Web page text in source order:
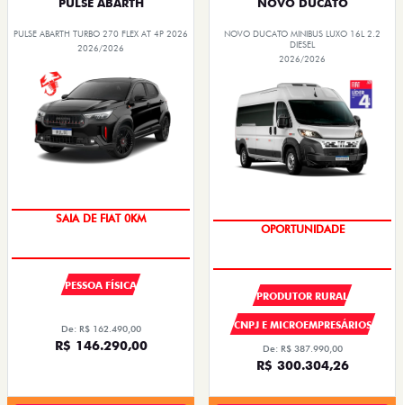
PULSE ABARTH
PULSE ABARTH TURBO 270 FLEX AT 4P 2026
2026/2026
OPORTUNIDADE
PESSOA FÍSICA
De: R$ 162.490,00
R$ 146.290,00
NOVO DUCATO
NOVO DUCATO MINIBUS LUXO 16L 2.2
DIESEL
2026/2026
SUPER DESCONTO
PRODUTOR RURAL
CNPJ E MICROEMPRESÁRIOS
De: R$ 387.990,00
R$ 300.304,26